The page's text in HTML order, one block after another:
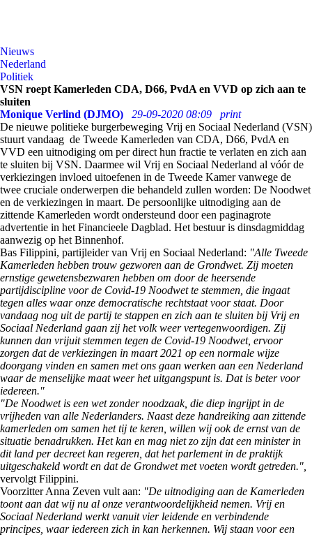
Nieuws
Nederland
Politiek
VSN roept Kamerleden CDA, D66, PvdA en VVD op zich aan te
sluiten
Monique Verlind (DJMO)
29-09-2020 08:09
print
De nieuwe politieke burgerbeweging Vrij en Sociaal Nederland (VSN)
stuurt vandaag de Tweede Kamerleden van CDA, D66, PvdA en
VVD een uitnodiging om per direct hun fractie te verlaten en zich aan
te sluiten bij VSN. Daarmee wil Vrij en Sociaal Nederland al vóór de
verkiezingen invloed uitoefenen in de Tweede Kamer vanwege de
twee cruciale onderwerpen die behandeld zullen worden: De Noodwet
en de verkiezingen in maart. De persoonlijke uitnodiging aan de
zittende Kamerleden wordt ondersteund door een paginagrote
advertentie in het Financieele Dagblad. Het bestuur is dinsdagmiddag
aanwezig op het Binnenhof.
Bas Filippini, partijleider van Vrij en Sociaal Nederland: "Alle Tweede
Kamerleden hebben trouw gezworen aan de Grondwet. Zij moeten
ernstige gewetensbezwaren hebben om door de heersende
partijdiscipline voor de Covid-19 Noodwet te stemmen, die ingaat
tegen alles waar onze democratische rechtstaat voor staat. Door
vandaag nog uit de partij te stappen en zich aan te sluiten bij Vrij en
Sociaal Nederland gaan zij het volk weer vertegenwoordigen. Zij
kunnen dan vrijuit stemmen tegen de Covid-19 Noodwet, ervoor
zorgen dat de verkiezingen in maart 2021 op een normale wijze
doorgang vinden en samen met ons gaan werken aan een Nederland
waar de menselijke maat weer het uitgangspunt is. Dat is beter voor
iedereen."
"De Noodwet is een wet zonder noodzaak, die diep ingrijpt in de
vrijheden van alle Nederlanders. Naast deze handreiking aan zittende
kamerleden om samen het tij te keren, willen wij ook de ernst van de
situatie benadrukken. Het kan en mag niet zo zijn dat een minister in
dit land per decreet kan regeren, dat het parlement in de praktijk
uitgeschakeld wordt en dat de Grondwet met voeten wordt getreden.",
vervolgt Filippini.
Voorzitter Anna Zeven vult aan: "De uitnodiging aan de Kamerleden
toont aan dat wij nu al onze verantwoordelijkheid nemen. Vrij en
Sociaal Nederland werkt vanuit vier leidende en verbindende
principes, waar iedereen zich in kan herkennen. Wij staan voor een